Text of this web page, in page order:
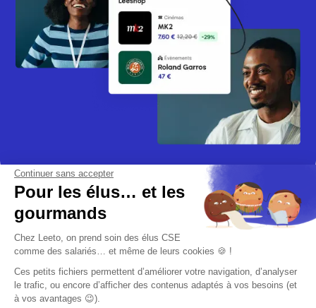
Rejoignez-nous
Continuer sans accepter
Pour les élus… et les
gourmands
Chez Leeto, on prend soin des élus CSE
comme des salariés… et même de leurs cookies 🍪 !
Ces petits fichiers permettent d’améliorer votre navigation, d’analyser
le trafic, ou encore d’afficher des contenus adaptés à vos besoins (et
à vos avantages 😉).